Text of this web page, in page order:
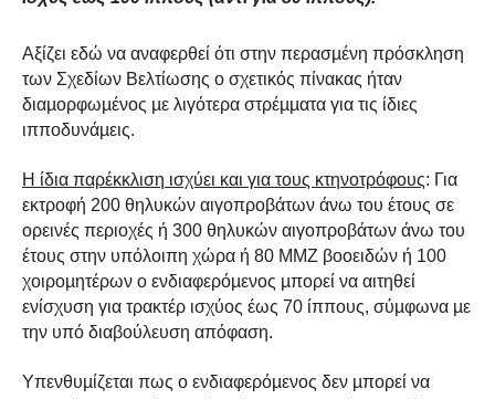
Αξίζει εδώ να αναφερθεί ότι στην περασµένη πρόσκληση
των Σχεδίων Βελτίωσης ο σχετικός πίνακας ήταν
διαµορφωµένος µε λιγότερα στρέµµατα για τις ίδιες
ιπποδυνάµεις.
Η ίδια παρέκκλιση ισχύει και για τους κτηνοτρόφους: Για
εκτροφή 200 θηλυκών αιγοπροβάτων άνω του έτους σε
ορεινές περιοχές ή 300 θηλυκών αιγοπροβάτων άνω του
έτους στην υπόλοιπη χώρα ή 80 ΜΜΖ βοοειδών ή 100
χοιροµητέρων ο ενδιαφερόµενος µπορεί να αιτηθεί
ενίσχυση για τρακτέρ ισχύος έως 70 ίππους, σύµφωνα µε
την υπό διαβούλευση απόφαση.
Υπενθυµίζεται πως ο ενδιαφερόµενος δεν µπορεί να